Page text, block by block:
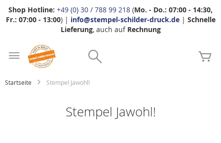
Shop Hotline: +49 (0) 30 / 788 99 218 (Mo. - Do.: 07:00 - 14:30,
Fr.: 07:00 - 13:00) | info@stempel-schilder-druck.de| Schnelle
Lieferung, auch auf Rechnung
Startseite Stempel Jawohl!
Stempel Jawohl!